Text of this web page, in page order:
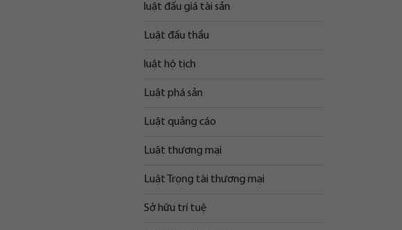
luật đấu giá tài sản
Luật đấu thầu
luật hộ tịch
Luật phá sản
Luật quảng cáo
Luật thương mại
Luật Trọng tài thương mại
Sở hữu trí tuệ